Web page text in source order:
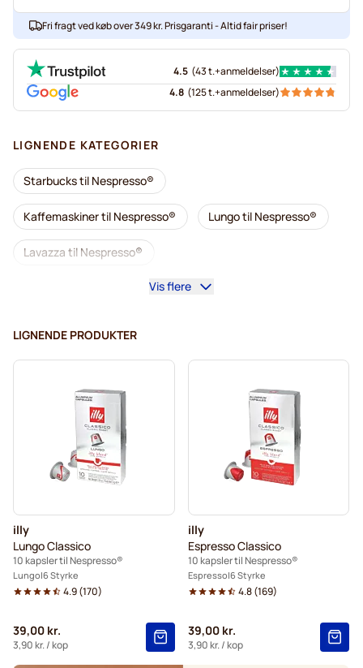
Fri fragt ved køb over 349 kr. Prisgaranti - Altid fair priser!
4.5 (43 t.+anmeldelser)
4.8 (125 t.+anmeldelser)
LIGNENDE KATEGORIER
Starbucks til Nespresso®
Kaffemaskiner til Nespresso® Lungo til Nespresso®
Lavazza til Nespresso®
illy kaffekapsler til Nespresso®
Tilbehør til Nespresso® Alt til kaffen til Nespresso®
Afkalkning og plejeprodukter til Nespresso®
L'OR kaffekapsler til Nespresso®
Segafredo kaffekapsler til Nespresso®
Caffè Borbone til Nespresso® Kapsler til Nespresso®
Merrild kaffekapsler til Nespresso®
Belmio kaffekapsler til Nespresso®
Vis flere
LIGNENDE PRODUKTER
illy
Lungo Classico
10 kapsler til Nespresso®
Lungo 6 Styrke
4.9(170)
39,00 kr.
3,90 kr./ kop
illy
Espresso Classico
10 kapsler til Nespresso®
Espresso 6 Styrke
4.8(169)
39,00 kr.
3,90 kr./ kop